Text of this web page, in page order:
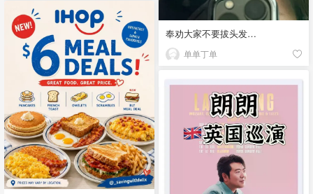
奉劝大家不要拔头发…
单单丁单